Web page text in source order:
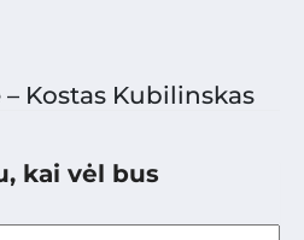
Kostas Kubilinskas
kai vėl bus